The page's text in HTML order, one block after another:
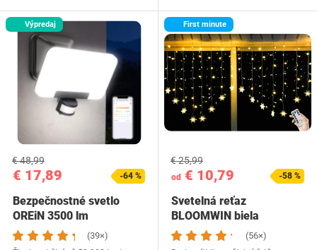
Výpredaj
€ 17,89
€ 48,99
-64 %
Bezpečnostné svetlo
OREiN 3500 lm
(39×)
First minute
od € 10,79
€ 25,99
-58 %
Svetelná reťaz
BLOOMWIN biela
(56×)